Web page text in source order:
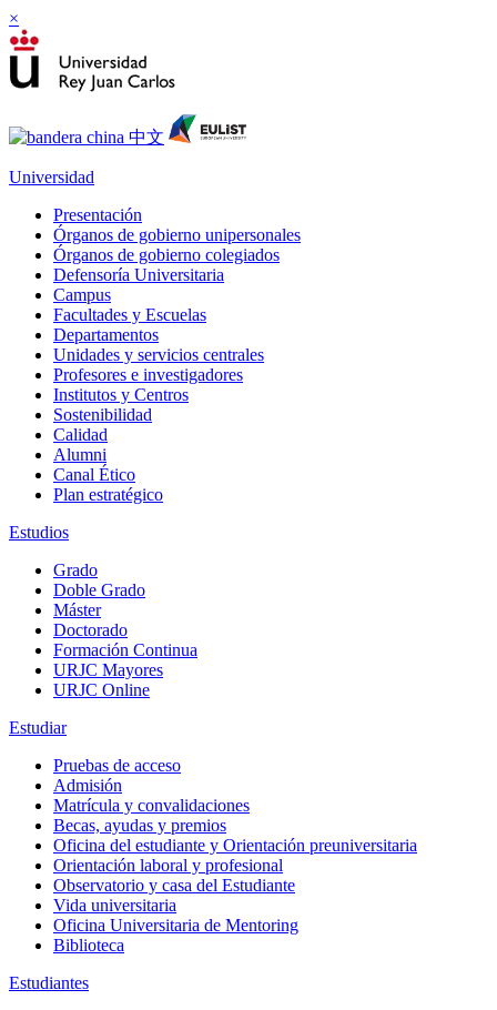
×
Universidad
Presentación
Órganos de gobierno unipersonales
Órganos de gobierno colegiados
Defensoría Universitaria
Campus
Facultades y Escuelas
Departamentos
Unidades y servicios centrales
Profesores e investigadores
Institutos y Centros
Sostenibilidad
Calidad
Alumni
Canal Ético
Plan estratégico
Estudios
Grado
Doble Grado
Máster
Doctorado
Formación Continua
URJC Mayores
URJC Online
Estudiar
Pruebas de acceso
Admisión
Matrícula y convalidaciones
Becas, ayudas y premios
Oficina del estudiante y Orientación preuniversitaria
Orientación laboral y profesional
Observatorio y casa del Estudiante
Vida universitaria
Oficina Universitaria de Mentoring
Biblioteca
Estudiantes